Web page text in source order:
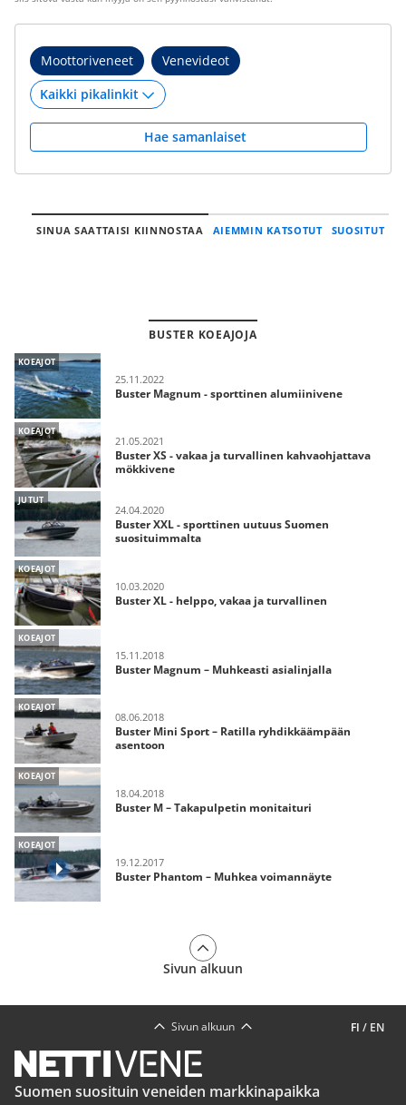
Moottoriveneet Venevideot
Hae samanlaiset
SINUA SAATTAISI KIINNOSTAA AIEMMIN KATSOTUT SUOSITUT
BUSTER KOEAJOJA
KOEAJOT
25.11.2022
Buster Magnum - sporttinen alumiinivene
KOEAJOT
21.05.2021
Buster XS - vakaa ja turvallinen kahvaohjattava
mökkivene
JUTUT
24.04.2020
Buster XXL - sporttinen uutuus Suomen
suosituimmalta
KOEAJOT
10.03.2020
Buster XL - helppo, vakaa ja turvallinen
KOEAJOT
15.11.2018
Buster Magnum – Muhkeasti asialinjalla
KOEAJOT
08.06.2018
Buster Mini Sport – Ratilla ryhdikkäämpään
asentoon
KOEAJOT
18.04.2018
Buster M – Takapulpetin monitaituri
KOEAJOT
19.12.2017
Buster Phantom – Muhkea voimannäyte
Sivun alkuun
FI / EN
Sivun alkuun
Suomen suosituin veneiden markkinapaikka